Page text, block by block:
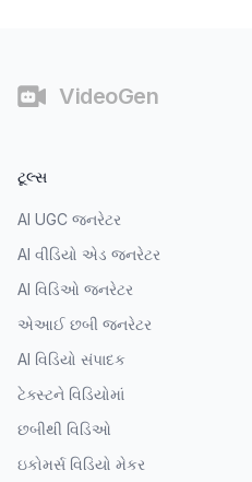
VideoGen
ટૂલ્સ
AI UGC જનરેટર
AI વીડિયો એડ જનરેટર
AI વિડિઓ જનરેટર
એઆઈ છબી જનરેટર
AI વિડિયો સંપાદક
ટેક્સ્ટને વિડિયોમાં
છબીથી વિડિઓ
ઇકોમર્સ વિડિયો મેકર